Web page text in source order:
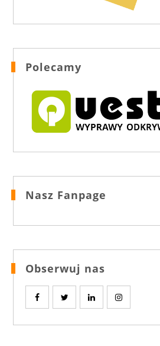
Polecamy
Nasz Fanpage
Obserwuj nas